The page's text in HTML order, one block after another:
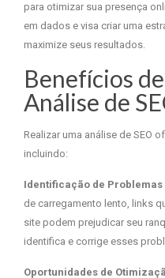
para otimizar sua presença
em dados e visa criar uma
maximize seus resultados.
Benefícios
Análise de
Realizar uma análise de SEO
incluindo:
Identificação de Problemas
de carregamento lento, links
site podem prejudicar seu
identifica e corrige esses
Oportunidades de